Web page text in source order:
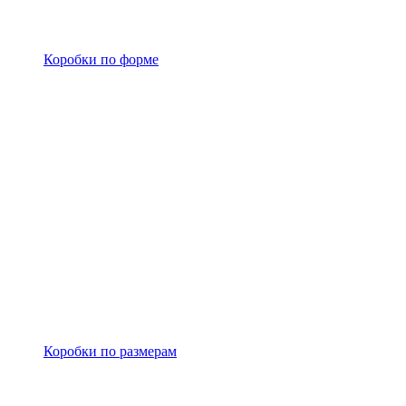
Коробки по форме
Коробки по размерам